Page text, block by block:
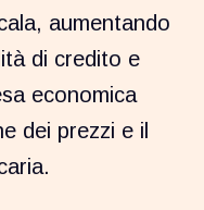
aumentando
di credito e
economica
dei prezzi e il